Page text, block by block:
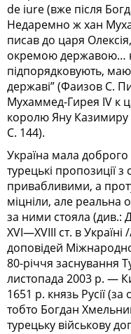
de iure (вже після
Недаремно ж хан
писав до царя
окремою державою…
підпорядковують,
державі” (Фаизов С.
Мухаммед-Гирея IV к
королю Яну
С. 144).
Україна мала
турецькі пропозиції
привабливими, а
міцніли, але реальна
за ними стояла (див.:
ХVI—ХVIII ст. в Україні
доповідей
80-річчя заснування
листопада 2003 р. —
1651 р. князь Русії
тобто Богдан
турецьку військову